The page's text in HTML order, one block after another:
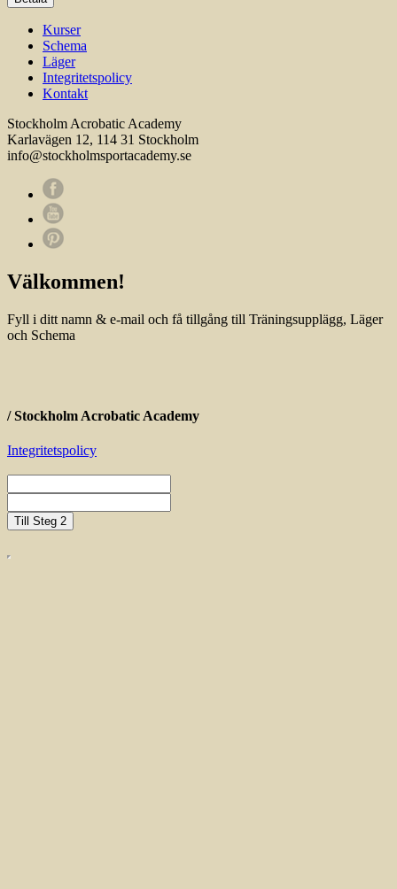
Kurser
Schema
Läger
Integritetspolicy
Kontakt
Stockholm Acrobatic Academy
Karlavägen 12, 114 31 Stockholm
info@stockholmsportacademy.se
Välkommen!
Fyll i ditt namn & e-mail och få tillgång till Träningsupplägg, Läger
och Schema
/ Stockholm Acrobatic Academy
Integritetspolicy